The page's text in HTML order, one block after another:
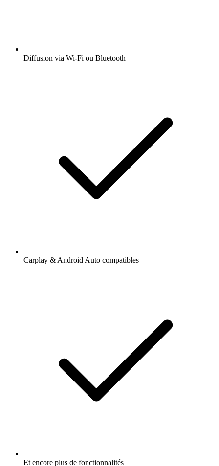
Diffusion via Wi-Fi ou Bluetooth
Carplay & Android Auto compatibles
Et encore plus de fonctionnalités